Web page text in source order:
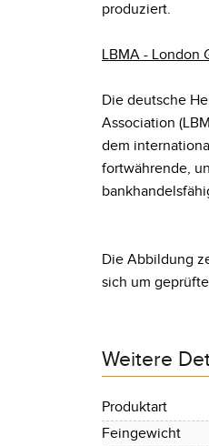
produziert.
LBMA - London
Die deutsche
Association
dem
fortwährende,
Die Abbildung
sich um
Weitere
Produktart
Feingewicht